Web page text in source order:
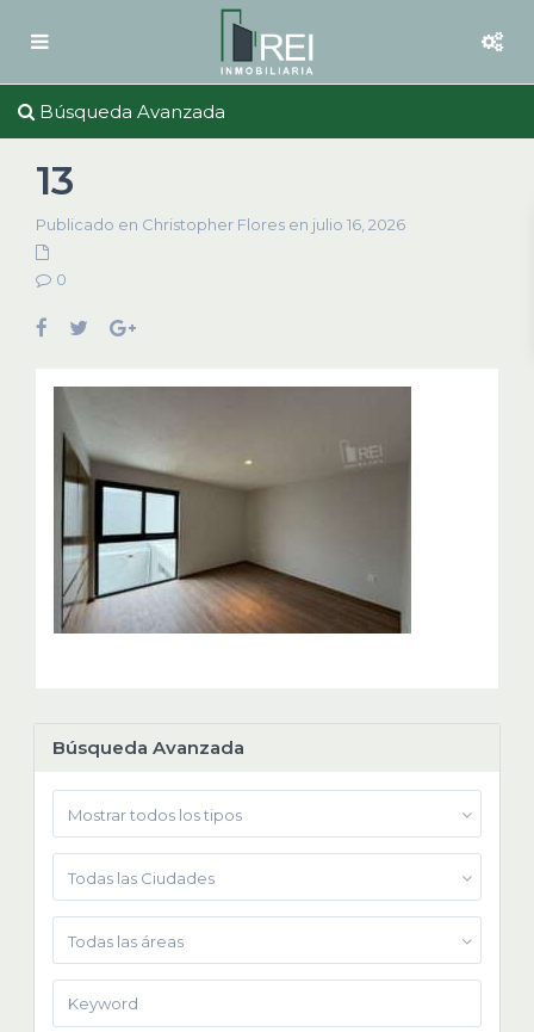
Búsqueda Avanzada
13
Publicado en Christopher Flores en julio 16, 2026
0
Búsqueda Avanzada
Mostrar todos los tipos
Todas las Ciudades
Todas las áreas